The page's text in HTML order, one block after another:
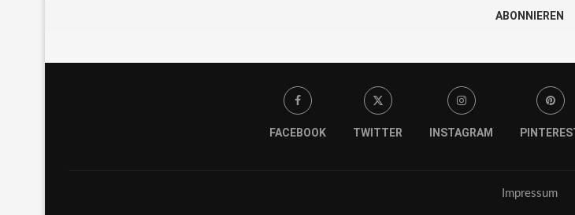
ABONNIEREN
FACEBOOK TWITTER INSTAGRAM
Impressum